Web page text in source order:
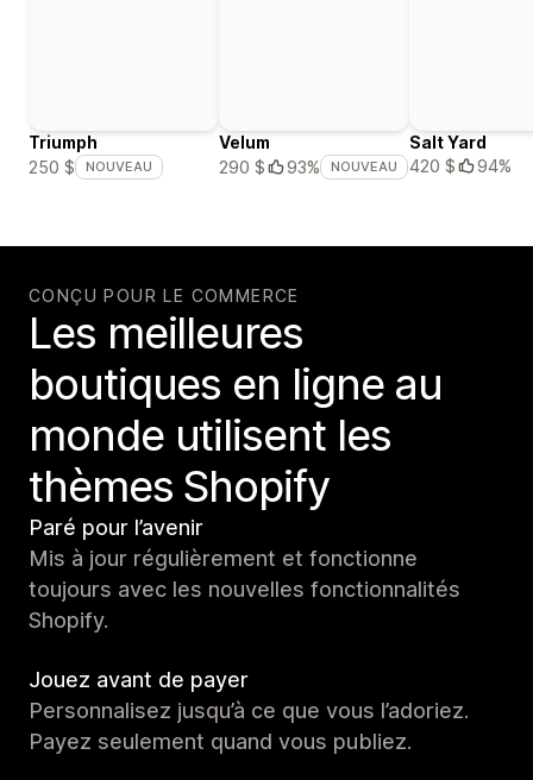
Triumph
250 $
NOUVEAU
Velum
290 $
93% NOUVEAU
Salt Yard
420 $
94%
CONÇU POUR LE COMMERCE
Les meilleures
boutiques en ligne au
monde utilisent les
thèmes Shopify
Paré pour l’avenir
Mis à jour régulièrement et fonctionne
toujours avec les nouvelles fonctionnalités
Shopify.
Jouez avant de payer
Personnalisez jusqu’à ce que vous l’adoriez.
Payez seulement quand vous publiez.